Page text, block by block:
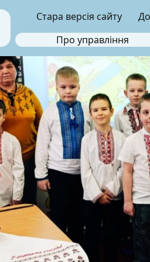
Стара версія сайту
Про управління